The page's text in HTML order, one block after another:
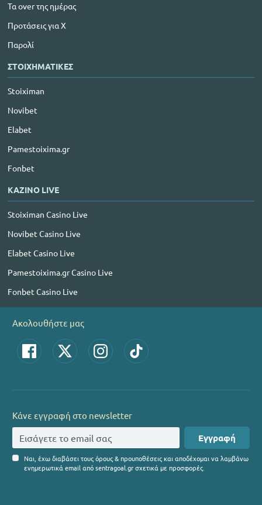
Τα over της ημέρας
Προτάσεις για Χ
Παρολί
ΣΤΟΙΧΗΜΑΤΙΚΕΣ
Stoiximan
Novibet
Elabet
Pamestoixima.gr
Fonbet
ΚΑΖΙΝΟ LIVE
Stoiximan Casino Live
Novibet Casino Live
Elabet Casino Live
Pamestoixima.gr Casino Live
Fonbet Casino Live
Ακολουθήστε μας
Κάνε εγγραφή στο newsletter
Εγγραφή
Ναι, έχω διαβάσει τους όρους & προυποθέσεις και αποδέχομαι να λαμβάνω
ενημερωτικά email από sentragoal.gr σχετικά με προσφορές.